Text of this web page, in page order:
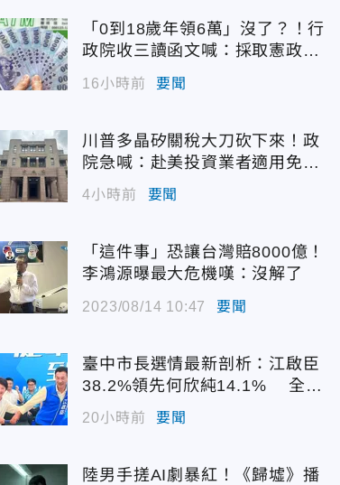
「0到18歲年領6萬」沒了？！行
政院收三讀函文喊：採取憲政作
16小時前 要聞
川普多晶矽關稅大刀砍下來！政
院急喊：赴美投資業者適用免稅
配額
4小時前 要聞
「這件事」恐讓台灣賠8000億！
李鴻源曝最大危機嘆：沒解了
2023/08/14 10:47 要聞
臺中市長選情最新剖析：江啟臣
38.2%領先何欣純14.1% 全世
代支持度全面居首
20小時前 要聞
陸男手搓AI劇暴紅！《歸墟》播